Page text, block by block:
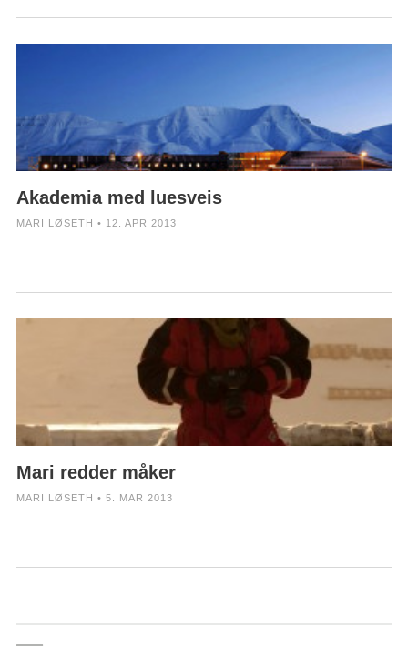
Akademia med luesveis
MARI LØSETH • 12. APR 2013
Mari redder måker
MARI LØSETH • 5. MAR 2013